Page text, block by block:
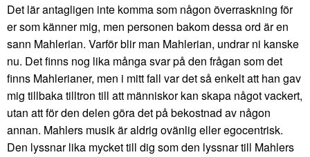
Det lär antagligen inte komma som någon överraskning för
er som känner mig, men personen bakom dessa ord är en
sann Mahlerian. Varför blir man Mahlerian, undrar ni kanske
nu. Det finns nog lika många svar på den frågan som det
finns Mahlerianer, men i mitt fall var det så enkelt att han gav
mig tillbaka tilltron till att människor kan skapa något vackert,
utan att för den delen göra det på bekostnad av någon
annan. Mahlers musik är aldrig ovänlig eller egocentrisk.
Den lyssnar lika mycket till dig som den lyssnar till Mahlers